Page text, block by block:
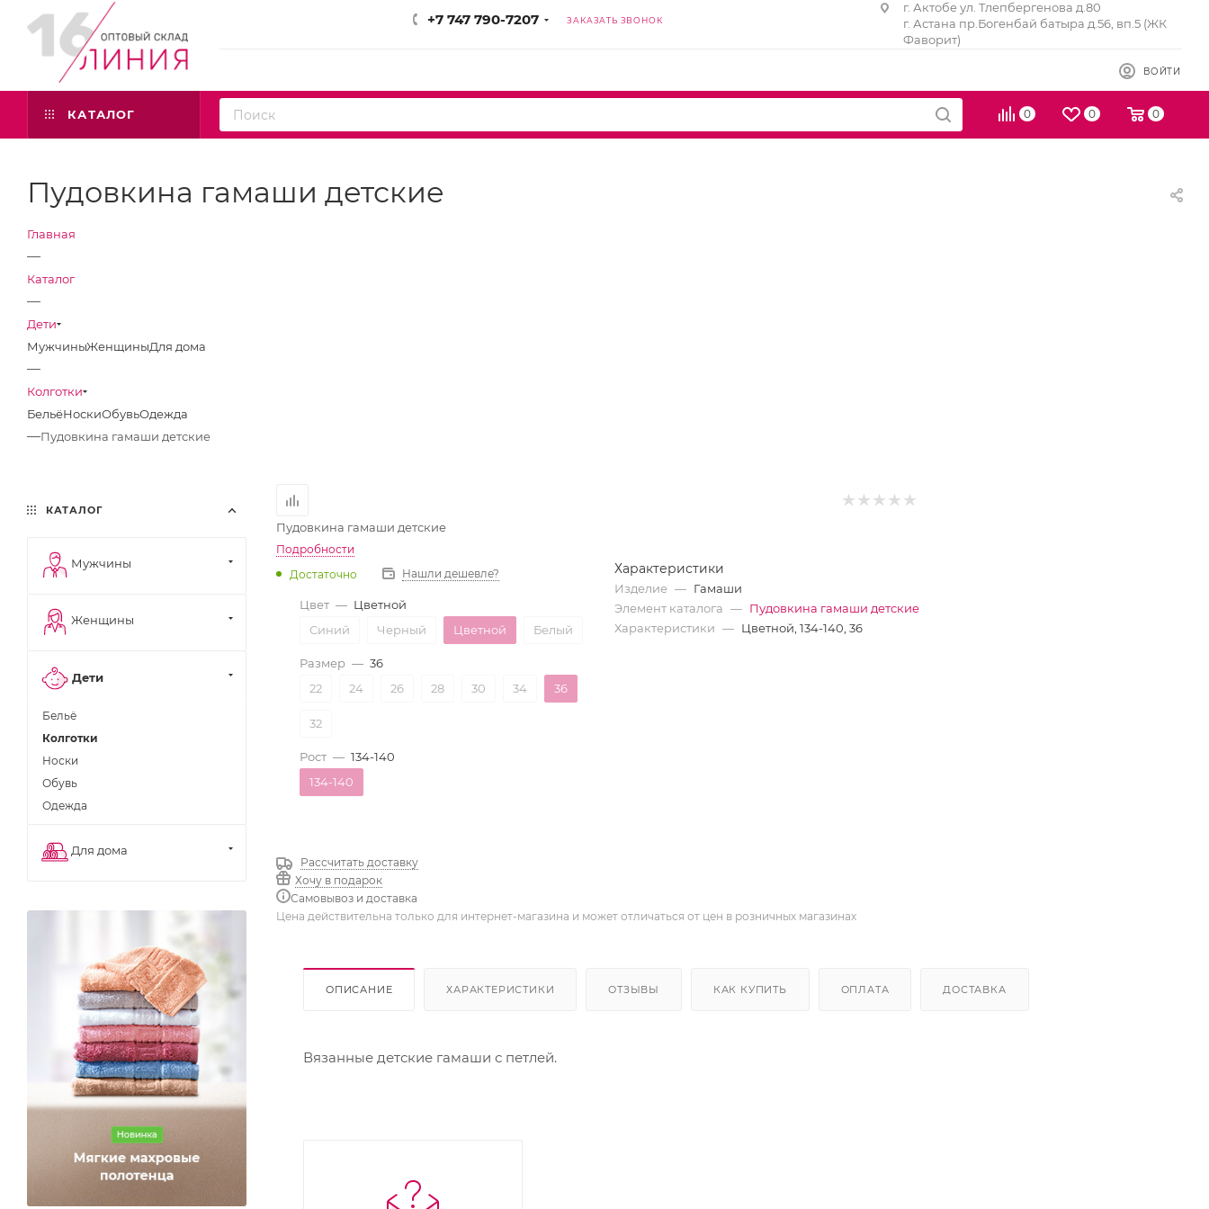
+7 747 790-7207 ЗАКАЗАТЬ ЗВОНОК
г. Актобе ул. Тлепбергенова д.80
г. Астана пр.Богенбай батыра д.56, вп.5 (ЖК
Фаворит)
ВОЙТИ
0 0 0
КАТАЛОГ
Пудовкина гамаши детские
Главная
—
Каталог
—
Дети
МужчиныЖенщиныДля дома
—
Колготки
БельёНоскиОбувьОдежда
—Пудовкина гамаши детские
Пудовкина гамаши детские
Подробности
Достаточно
Нашли дешевле?
Цвет — Цветной
Синий
Черный Цветной Белый
Размер — 36
22
24 26 28 30 34 36
32
Рост — 134-140
134-140
Рассчитать доставку
Хочу в подарок
Самовывоз и доставка
Характеристики
Изделие — Гамаши
Элемент каталога — Пудовкина гамаши детские
Характеристики — Цветной, 134-140, 36
Цена действительна только для интернет-магазина и может отличаться от цен в розничных магазинах
ОПИСАНИЕ ХАРАКТЕРИСТИКИ ОТЗЫВЫ КАК КУПИТЬ ОПЛАТА ДОСТАВКА
Вязанные детские гамаши с петлей.
КАТАЛОГ
Мужчины
Женщины
Дети
Бельё
Колготки
Носки
Обувь
Одежда
Для дома